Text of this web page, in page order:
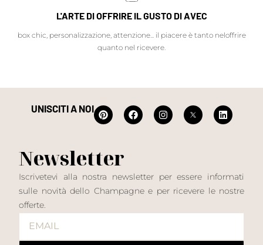
L'ARTE DI OFFRIRE IL GUSTO DI AVEC
box chic, personalizzazione, attenzione... il piacere è tanto neloffrire
quanto nel ricevere.
UNISCITI A NOI
Newsletter
Iscrivetevi alla nostra newsletter per essere informati
sulle novità dello Champagne e per ricevere le nostre
offerte.